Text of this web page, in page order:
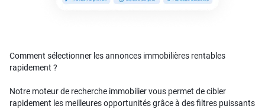
Comment sélectionner les annonces immobilières rentables
rapidement ?
Notre moteur de recherche immobilier vous permet de cibler
rapidement les meilleures opportunités grâce à des filtres puissants